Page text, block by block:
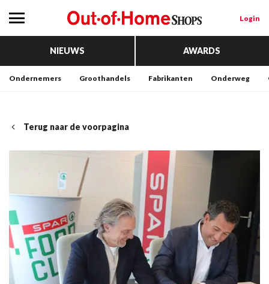
Login
NIEUWS AWARDS
Ondernemers Groothandels Fabrikanten Onderweg
Terug naar de voorpagina